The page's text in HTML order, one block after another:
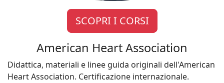
SCOPRI I CORSI
American Heart Association
Didattica, materiali e linee guida originali dell'American
Heart Association. Certificazione internazionale.